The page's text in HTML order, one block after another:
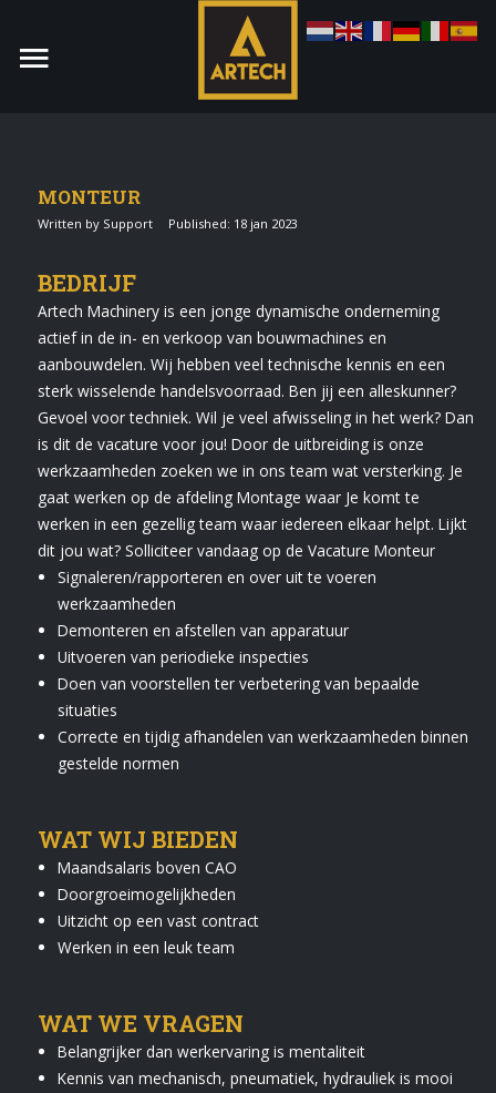
Monteur
Allround CNC Verspaner
Spare parts manager
januari 2023
Vacatures
Login
Vermeldingen feed
Reacties feed
WordPress.org
Artech verhuur
Verkoop
Contact Opnemen
MONTEUR
Written by Support Published: 18 jan 2023
BEDRIJF
Artech Machinery is een jonge dynamische onderneming
actief in de in- en verkoop van bouwmachines en
aanbouwdelen. Wij hebben veel technische kennis en een
sterk wisselende handelsvoorraad. Ben jij een alleskunner?
Gevoel voor techniek. Wil je veel afwisseling in het werk? Dan
is dit de vacature voor jou! Door de uitbreiding is onze
werkzaamheden zoeken we in ons team wat versterking. Je
gaat werken op de afdeling Montage waar Je komt te
werken in een gezellig team waar iedereen elkaar helpt. Lijkt
dit jou wat? Solliciteer vandaag op de Vacature Monteur
Signaleren/rapporteren en over uit te voeren
werkzaamheden
Demonteren en afstellen van apparatuur
Uitvoeren van periodieke inspecties
Doen van voorstellen ter verbetering van bepaalde
situaties
Correcte en tijdig afhandelen van werkzaamheden binnen
gestelde normen
WAT WIJ BIEDEN
Maandsalaris boven CAO
Doorgroeimogelijkheden
Uitzicht op een vast contract
Werken in een leuk team
WAT WE VRAGEN
Belangrijker dan werkervaring is mentaliteit
Kennis van mechanisch, pneumatiek, hydrauliek is mooi